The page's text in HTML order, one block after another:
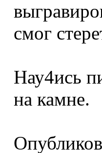
смог
Нау4ись
на камне.